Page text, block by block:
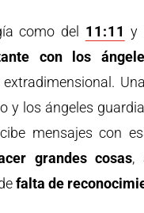
como del 11:11 y
con los
y los ángeles
mensajes con
grandes cosas,
falta de